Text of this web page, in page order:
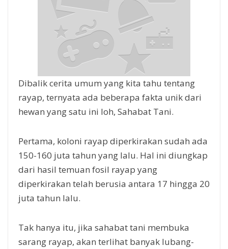
Dibalik cerita umum yang kita tahu tentang
rayap, ternyata ada beberapa fakta unik dari
hewan yang satu ini loh, Sahabat Tani.
Pertama, koloni rayap diperkirakan sudah ada
150-160 juta tahun yang lalu. Hal ini diungkap
dari hasil temuan fosil rayap yang
diperkirakan telah berusia antara 17 hingga 20
juta tahun lalu.
Tak hanya itu, jika sahabat tani membuka
sarang rayap, akan terlihat banyak lubang-